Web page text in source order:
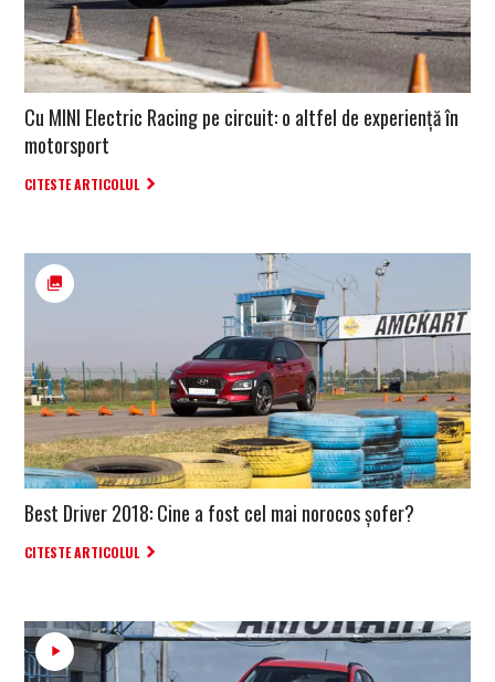
Cu MINI Electric Racing pe circuit: o altfel de experiență în
motorsport
CITESTE ARTICOLUL
Best Driver 2018: Cine a fost cel mai norocos şofer?
CITESTE ARTICOLUL